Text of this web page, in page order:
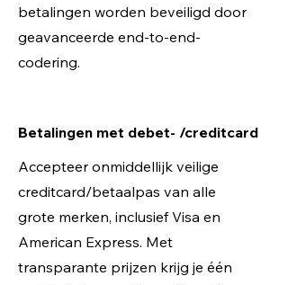
betalingen worden beveiligd door
geavanceerde end-to-end-
codering.
Betalingen met debet- /creditcard
Accepteer onmiddellijk veilige
creditcard/betaalpas van alle
grote merken, inclusief Visa en
American Express. Met
transparante prijzen krijg je één